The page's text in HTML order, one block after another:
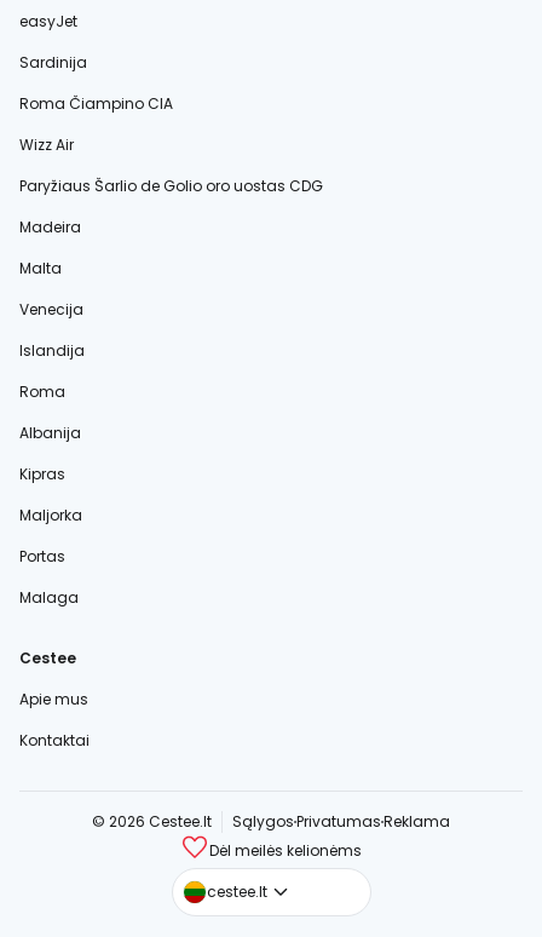
easyJet
Sardinija
Roma Čiampino CIA
Wizz Air
Paryžiaus Šarlio de Golio oro uostas CDG
Madeira
Malta
Venecija
Islandija
Roma
Albanija
Kipras
Maljorka
Portas
Malaga
Cestee
Apie mus
Kontaktai
© 2026 Cestee.lt SąlygosPrivatumasReklama
Dėl meilės kelionėms
cestee.lt
cestee.com
cestee.sk